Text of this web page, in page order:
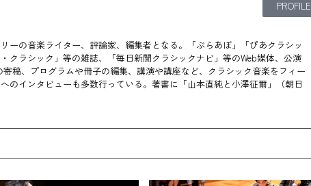
PROFILE
ーの音楽ライター、評論家、編集者となる。「ぶらあぼ」「ぴあクラシッ
クラシック」等の雑誌、「毎日新聞クラシックナビ」等のWeb媒体、公演
稿、プログラムや冊子の編集、講演や講座など、クラシック音楽をフィー
のインタビューも多数行っている。著書に「山本直純と小澤征爾」（朝日